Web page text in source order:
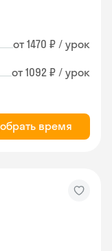
от 1470 ₽ / урок
от 1092 ₽ / урок
время